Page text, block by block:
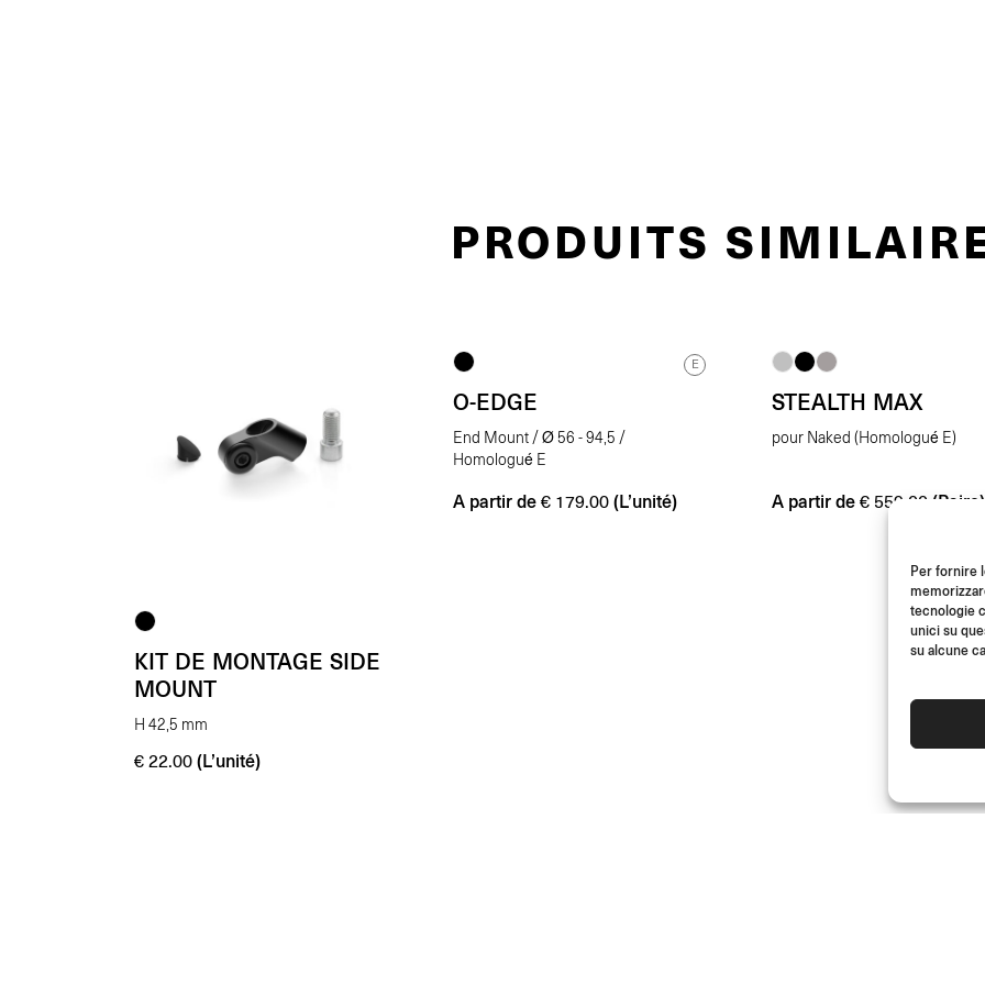
Per fornire
tecnologie
unici su
su alcune
PRODUITS
KIT DE MONTAGE SIDE
MOUNT
H 42,5 mm
€ 22.00 (L’unité)
E
O-EDGE
End Mount / Ø 56 - 94,5 /
Homologué E
A partir de € 179.00 (L’unité)
STEALTH MAX
pour Naked (Homologué E)
A partir de € 559.00 (Paire)